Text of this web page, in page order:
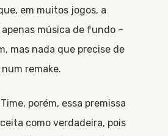
em muitos jogos, a
música de fundo –
mas nada que precise de
remake.
porém, essa premissa
como verdadeira, pois